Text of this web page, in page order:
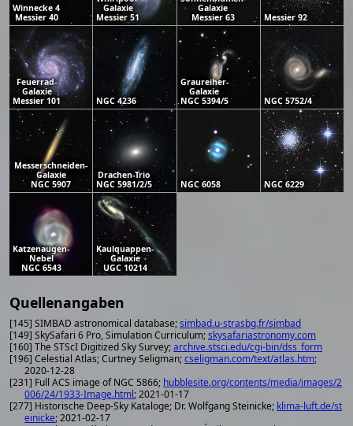
Winnecke 4
Messier 40
Galaxie
Messier 51
Galaxie
Messier 63
Messier 92
Feuerrad-
Galaxie
Messier 101
NGC 4236
Graureiher-
Galaxie
NGC 5394/5
NGC 5752/4
Messerschneiden-
Galaxie
NGC 5907
Drachen-Trio
NGC 5981/2/5
NGC 6058 NGC 6229
Katzenaugen-
Nebel
NGC 6543
Kaulquappen-
Galaxie
UGC 10214
Quellenangaben
[145] SIMBAD astronomical database;simbad.u-strasbg.fr/simbad
[149] SkySafari 6 Pro, Simulation Curriculum;skysafariastronomy.com
[160] The STScI Digitized Sky Survey;archive.stsci.edu/cgi-bin/dss_form
[196] Celestial Atlas; Curtney Seligman;cseligman.com/text/atlas.htm;
2020-12-28
[231] Full ACS image of NGC 5866; hubblesite.org/contents/media/images/2
006/24/1933-Image.html; 2021-01-17
[277] Historische Deep-Sky Kataloge; Dr. Wolfgang Steinicke; klima-luft.de/st
einicke; 2021-02-17